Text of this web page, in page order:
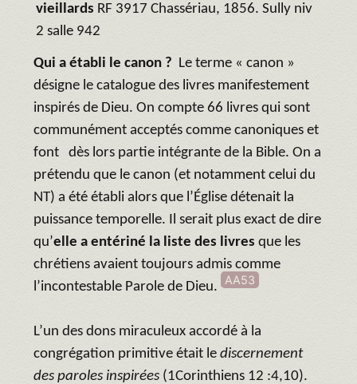
vieillards RF 3917 Chassériau, 1856. Sully niv
2 salle 942
Qui a établi le canon ? Le terme « canon »
désigne le catalogue des livres manifestement
inspirés de Dieu. On compte 66 livres qui sont
communément acceptés comme canoniques et
font dès lors partie intégrante de la Bible. On a
prétendu que le canon (et notamment celui du
NT) a été établi alors que l’Église détenait la
puissance temporelle. Il serait plus exact de dire
qu’elle a entériné la liste des livres que les
chrétiens avaient toujours admis comme
l’incontestable Parole de Dieu.
AA53
L’un des dons miraculeux accordé à la
congrégation primitive était le discernement
des paroles inspirées (1Corinthiens 12 :4,10).